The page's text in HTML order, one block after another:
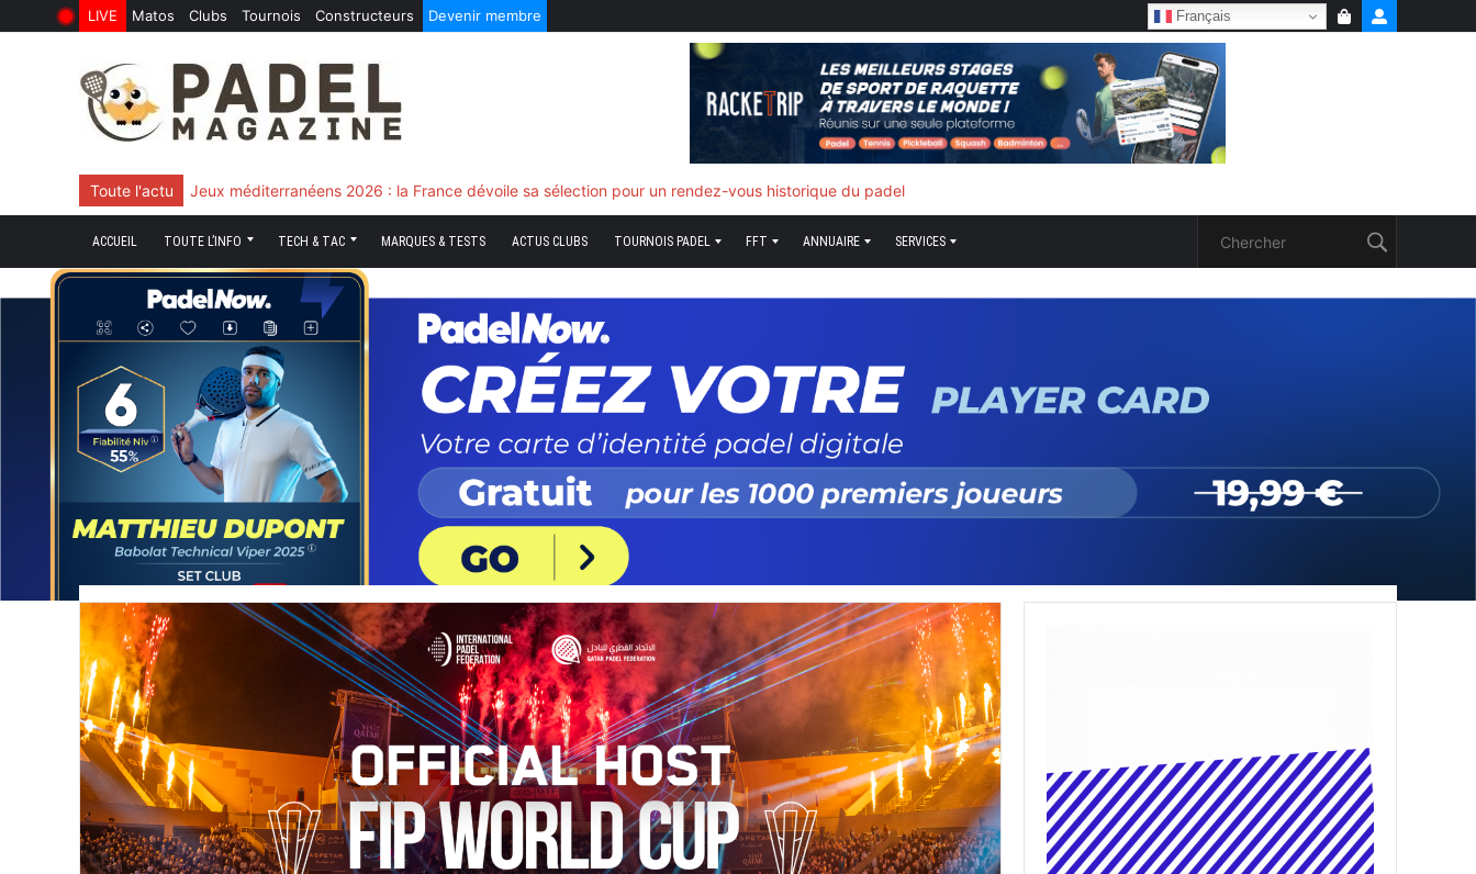
LIVE Matos Clubs Tournois Constructeurs Devenir membre Français
Toute l'actu Chingotto, ciblé tout le match mais décisif quand tout bascule
ACCUEIL TOUTE L’INFO
6 Août 2026
TECH & TAC
10 Juin 2026
MARQUES & TESTS ACTUS CLUBS TOURNOIS PADEL FFT ANNUAIRE SERVICES